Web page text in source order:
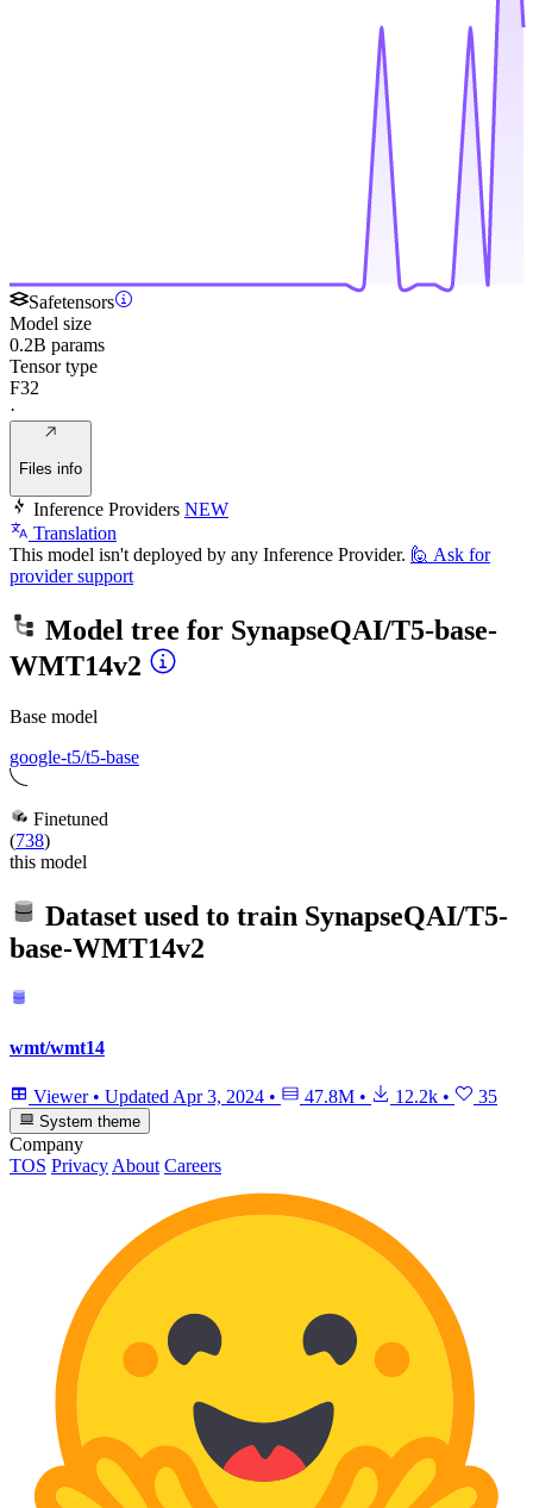
Safetensors
Model size
0.2B params
Tensor type
F32
·
Files info
Inference Providers NEW
Translation
This model isn't deployed by any Inference Provider. 🙋 Ask for
provider support
Model tree for SynapseQAI/T5-base-
WMT14v2
Base model
google-t5/t5-base
Finetuned
(738)
this model
Dataset used to train SynapseQAI/T5-
base-WMT14v2
wmt/wmt14
Viewer • Updated Apr 3, 2024 • 47.8M • 12.2k • 35
System theme
Company
TOS Privacy About Careers